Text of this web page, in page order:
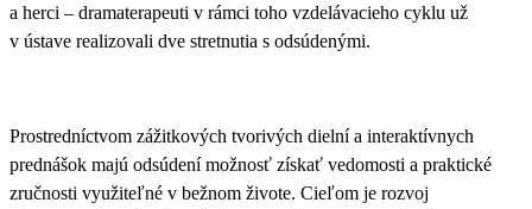
a herci – dramaterapeuti v rámci toho vzdelávacieho cyklu už
v ústave realizovali dve stretnutia s odsúdenými.
Prostredníctvom zážitkových tvorivých dielní a interaktívnych
prednášok majú odsúdení možnosť získať vedomosti a praktické
zručnosti využiteľné v bežnom živote. Cieľom je rozvoj